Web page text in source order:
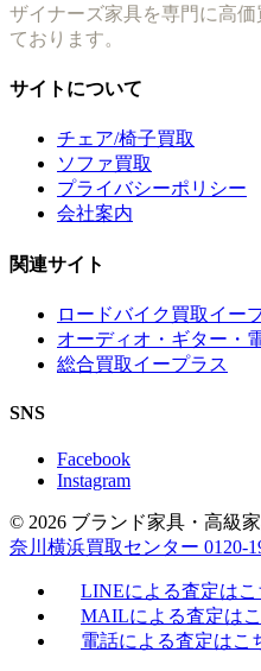
ザイナーズ家具を専門に高価
ております。
サイトについて
チェア/椅子買取
ソファ買取
プライバシーポリシー
会社案内
関連サイト
ロードバイク買取イー
オーディオ・ギター・
総合買取イープラス
SNS
Facebook
Instagram
© 2026 ブランド家具・高級
奈川横浜買取センター 0120-
LINEによる査定はこ
MAILによる査定は
電話による査定はこ